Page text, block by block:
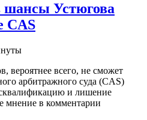
Устюгова
CAS
вероятнее всего, не сможет
арбитражного суда (CAS)
и лишение
мнение в комментарии